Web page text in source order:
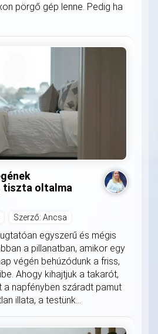
pörgő gép lenne. Pedig ha
tiszta oltalma
Szerző: Ancsa
egyszerű és mégis
a pillanatban, amikor egy
végén behúzódunk a friss,
Ahogy kihajtjuk a takarót,
a napfényben száradt pamut
illata, a testünk...